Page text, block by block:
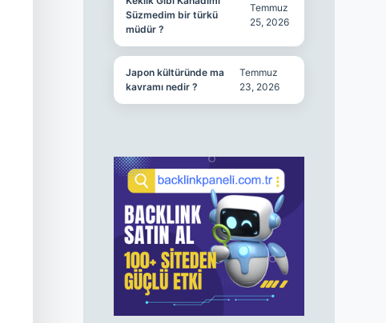
Süzmedim bir türkü
müdür ?
Temmuz
25, 2026
Japon kültüründe ma
kavramı nedir ?
Temmuz
23, 2026